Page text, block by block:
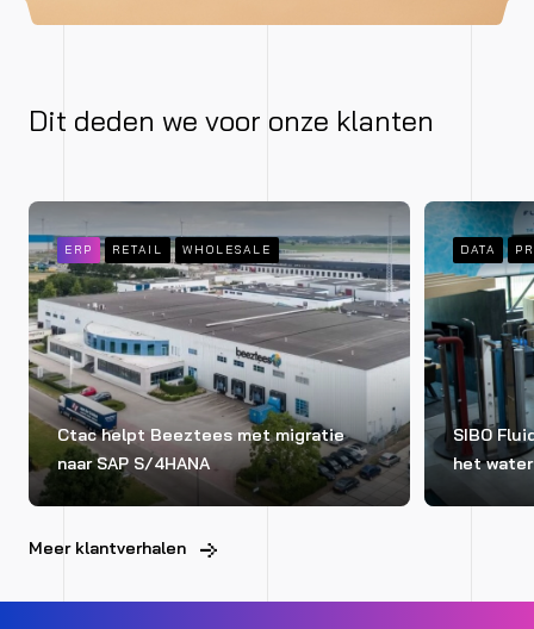
Dit deden we voor onze klanten
ERP RETAIL WHOLESALE
Ctac helpt Beeztees met migratie
naar SAP S/4HANA
DATA
SIBO
het
Meer klantverhalen